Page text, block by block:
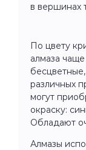
в вершинах
По цвету
алмаза чаще
различных
могут
окраску:
Обладают
Алмазы